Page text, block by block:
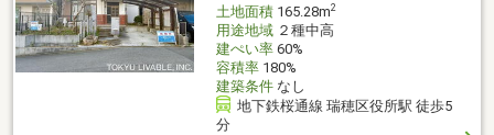
土地面積165.28m2
用途地域２種中高
建ぺい率60%
容積率180%
建築条件なし
地下鉄桜通線 瑞穂区役所駅 徒歩5
分